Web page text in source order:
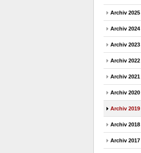
Archiv 2025
Archiv 2024
Archiv 2023
Archiv 2022
Archiv 2021
Archiv 2020
Archiv 2019
Archiv 2018
Archiv 2017